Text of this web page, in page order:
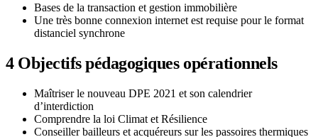
Bases de la transaction et gestion immobilière
Une très bonne connexion internet est requise pour le format
distanciel synchrone
4Objectifs pédagogiques opérationnels
Maîtriser le nouveau DPE 2021 et son calendrier
d’interdiction
Comprendre la loi Climat et Résilience
Conseiller bailleurs et acquéreurs sur les passoires thermiques